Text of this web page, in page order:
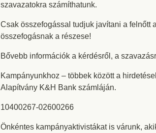
szavazatokra számíthatunk.
Csak összefogással tudjuk javítani a felnőtt
összefogásnak a részese!
Bővebb információk a kérdésről, a
Kampányunkhoz – többek között a
Alapítvány K&H Bank számláján.
10400267-02600266
Önkéntes kampányaktivistákat is várunk,